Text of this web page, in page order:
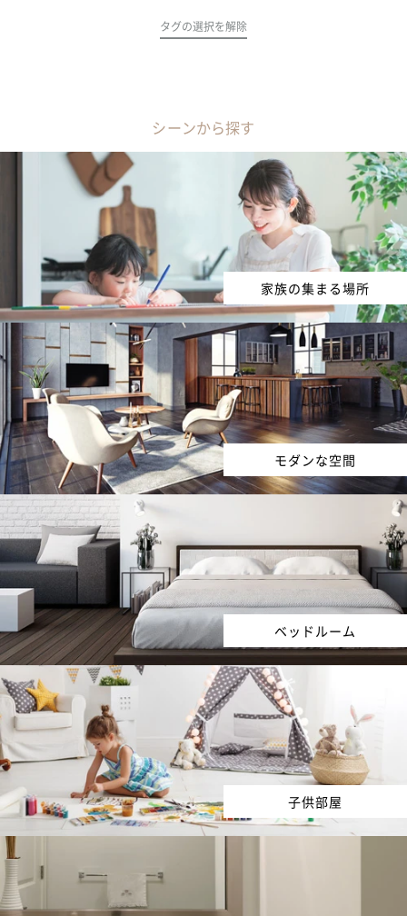
タグの選択を解除
シーンから探す
家族の集まる場所
モダンな空間
ベッドルーム
子供部屋